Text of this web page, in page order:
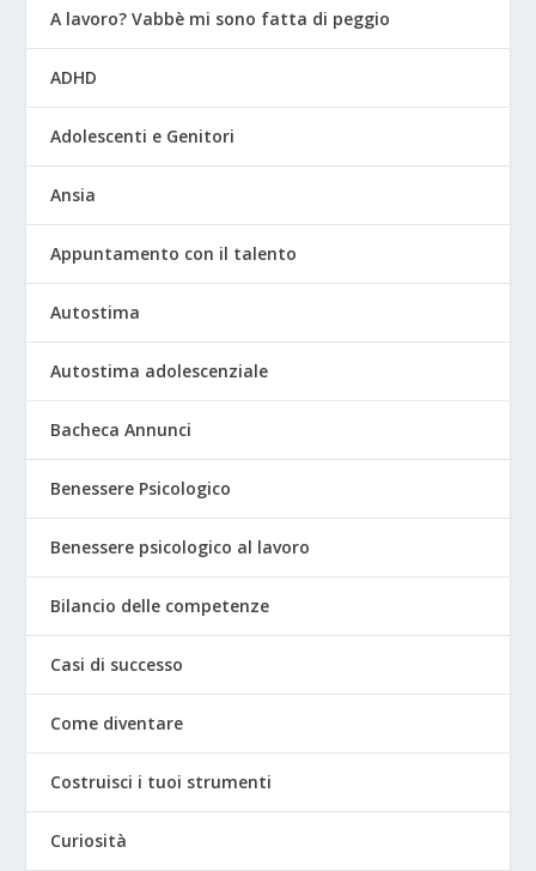
A lavoro? Vabbè mi sono fatta di peggio
ADHD
Adolescenti e Genitori
Ansia
Appuntamento con il talento
Autostima
Autostima adolescenziale
Bacheca Annunci
Benessere Psicologico
Benessere psicologico al lavoro
Bilancio delle competenze
Casi di successo
Come diventare
Costruisci i tuoi strumenti
Curiosità